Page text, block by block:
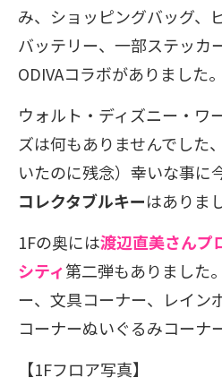
み、ショッピングバッグ、
バッテリー、一部ステッカ
ODIVAコラボがありました。
ウォルト・ディズニー・ワ
ズは何もありませんでした
いたのに残念）幸いな事に
コレクタブルキーはありま
1Fの奥には渡辺直美さんプ
シティ第二弾もありました
ー、文具コーナー、レイン
コーナーぬいぐるみコーナ
【1Fフロア写真】